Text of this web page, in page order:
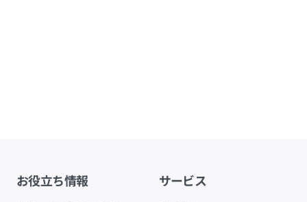
お役立ち情報 サービス